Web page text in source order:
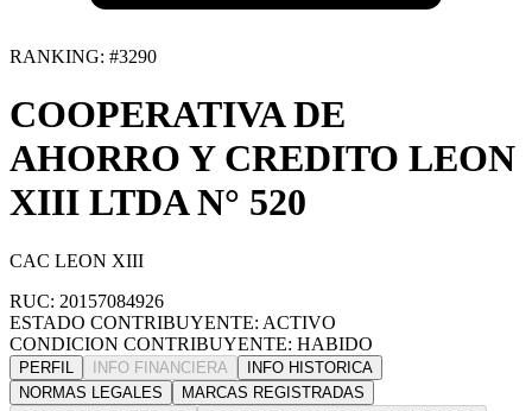
RANKING: #3290
COOPERATIVA DE
AHORRO Y CREDITO LEON
XIII LTDA N° 520
CAC LEON XIII
RUC: 20157084926
ESTADO CONTRIBUYENTE: ACTIVO
CONDICION CONTRIBUYENTE: HABIDO
PERFIL INFO FINANCIERA
INFO HISTORICA
NORMAS LEGALES
MARCAS REGISTRADAS